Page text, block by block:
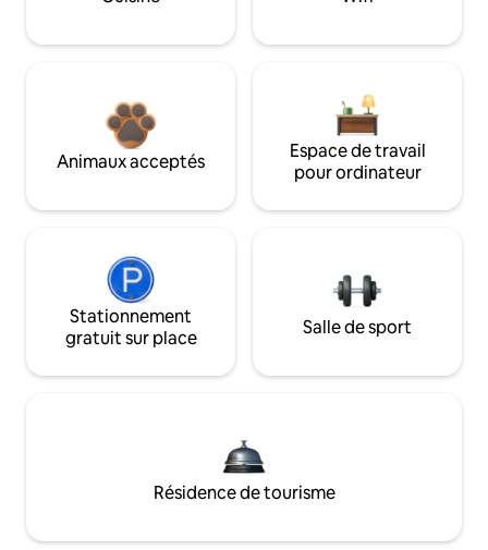
Animaux acceptés
Espace de travail
pour ordinateur
Stationnement
gratuit sur place
Salle de sport
Résidence de tourisme